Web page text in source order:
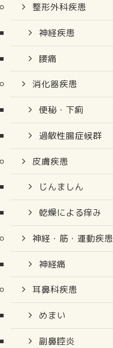
整形外科疾患
神経疾患
腰痛
消化器疾患
便秘・下痢
過敏性腸症候群
皮膚疾患
じんましん
乾燥による痒み
神経・筋・運動疾患
神経痛
耳鼻科疾患
めまい
副鼻腔炎